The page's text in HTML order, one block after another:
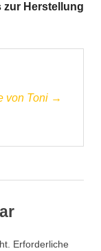
zur Herstellung
von Toni →
Erforderliche